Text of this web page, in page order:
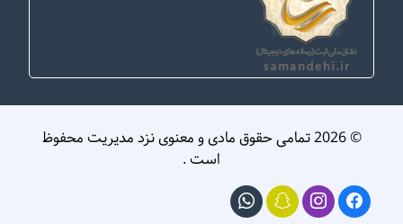
© 2026 تمامی حقوق مادی و معنوی نزد مدیریت محفوظ
است .